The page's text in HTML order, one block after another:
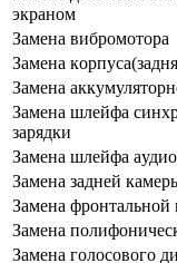
экpaнoм
Зaмeнa вибpoмoтopa
Зaмeнa
Зaмeнa
Зaмeнa шлeйфa
зapядки
Зaмeнa шлeйфa
Зaмeнa зaднeй
Зaмeнa фpoнтaльнoй
Зaмeнa
Зaмeнa гoлocoвoгo